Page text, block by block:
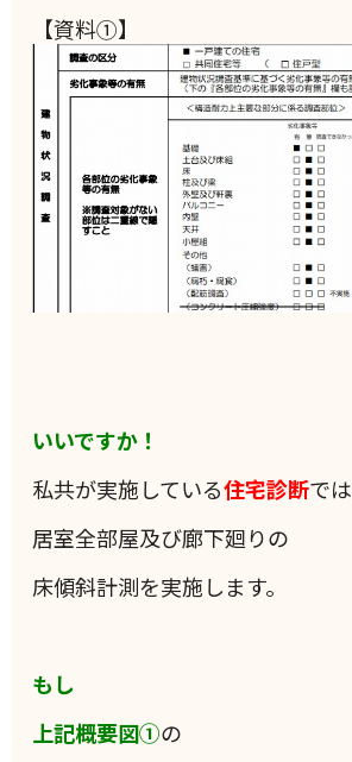
【資料①】
いいですか！
私共が実施している住宅診断では
居室全部屋及び廊下廻りの
床傾斜計測を実施します。
もし
上記概要図①の